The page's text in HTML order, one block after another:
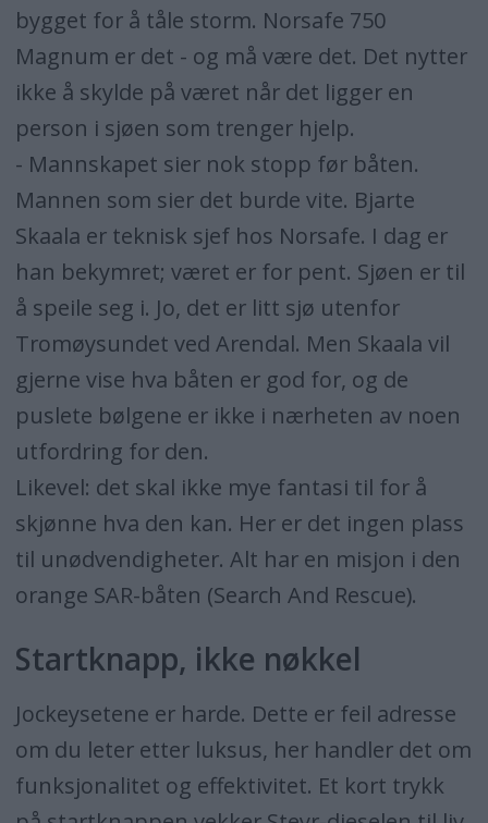
bygget for å tåle storm. Norsafe 750
Magnum er det - og må være det. Det nytter
ikke å skylde på været når det ligger en
person i sjøen som trenger hjelp.
- Mannskapet sier nok stopp før båten.
Mannen som sier det burde vite. Bjarte
Skaala er teknisk sjef hos Norsafe. I dag er
han bekymret; været er for pent. Sjøen er til
å speile seg i. Jo, det er litt sjø utenfor
Tromøysundet ved Arendal. Men Skaala vil
gjerne vise hva båten er god for, og de
puslete bølgene er ikke i nærheten av noen
utfordring for den.
Likevel: det skal ikke mye fantasi til for å
skjønne hva den kan. Her er det ingen plass
til unødvendigheter. Alt har en misjon i den
orange SAR-båten (Search And Rescue).
Startknapp, ikke nøkkel
Jockeysetene er harde. Dette er feil adresse
om du leter etter luksus, her handler det om
funksjonalitet og effektivitet. Et kort trykk